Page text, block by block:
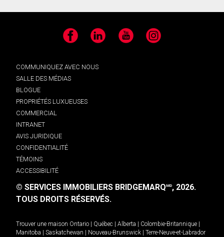
Facebook LinkedIn YouTube Instagram
COMMUNIQUEZ AVEC NOUS
SALLE DES MÉDIAS
BLOGUE
PROPRIÉTÉS LUXUEUSES
COMMERCIAL
INTRANET
AVIS JURIDIQUE
CONFIDENTIALITÉ
TÉMOINS
ACCESSIBILITÉ
© SERVICES IMMOBILIERS BRIDGEMARQMD, 2026.
TOUS DROITS RÉSERVÉS.
Trouver une maison Ontario Québec Alberta Colombie-Britannique
Manitoba
Saskatchewan Nouveau-Brunswick
Terre-Neuve-et-Labrador